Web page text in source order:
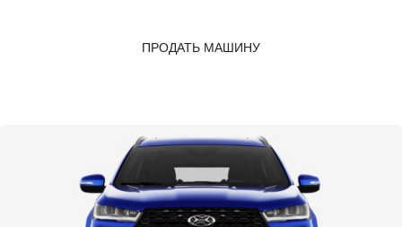
ПРОДАТЬ МАШИНУ